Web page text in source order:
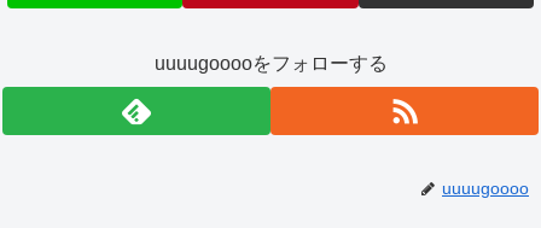
uuuugooooをフォローする
uuuugoooo